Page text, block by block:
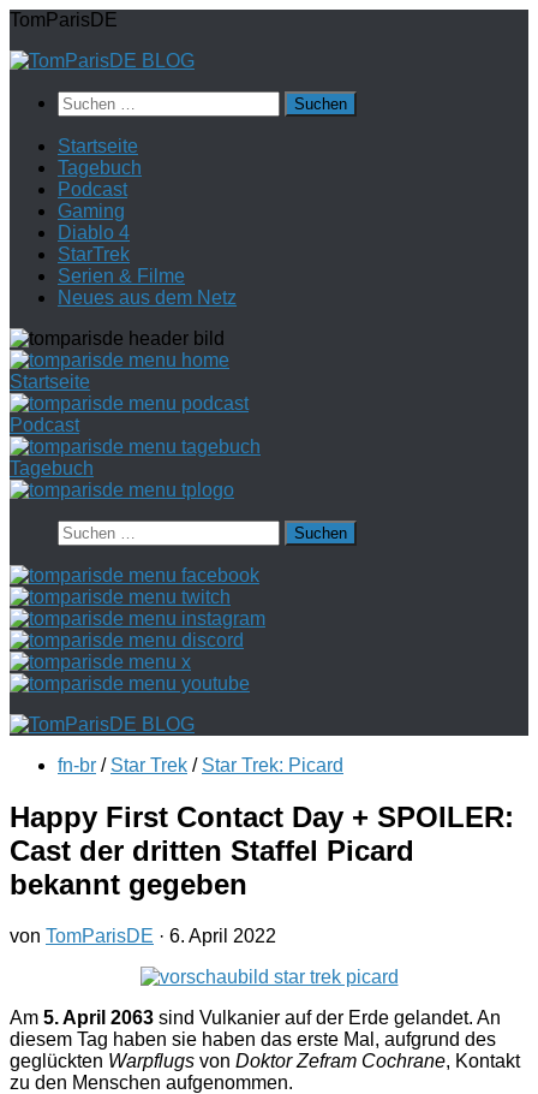
Zum
springen
TomParisDE
Suchen
nach:
Startseite
Tagebuch
Podcast
Gaming
Diablo 4
StarTrek
Serien & Filme
Neues aus dem Netz
Startseite
Podcast
Tagebuch
Suchen
nach:
fn-br / Star Trek / Star Trek: Picard
Happy First Contact Day + SPOILER:
Cast der dritten Staffel Picard
bekannt gegeben
von TomParisDE · 6. April 2022
Am 5. April 2063 sind Vulkanier auf der Erde gelandet. An
diesem Tag haben sie haben das erste Mal, aufgrund des
geglückten Warpflugs von Doktor Zefram Cochrane, Kontakt
zu den Menschen aufgenommen.